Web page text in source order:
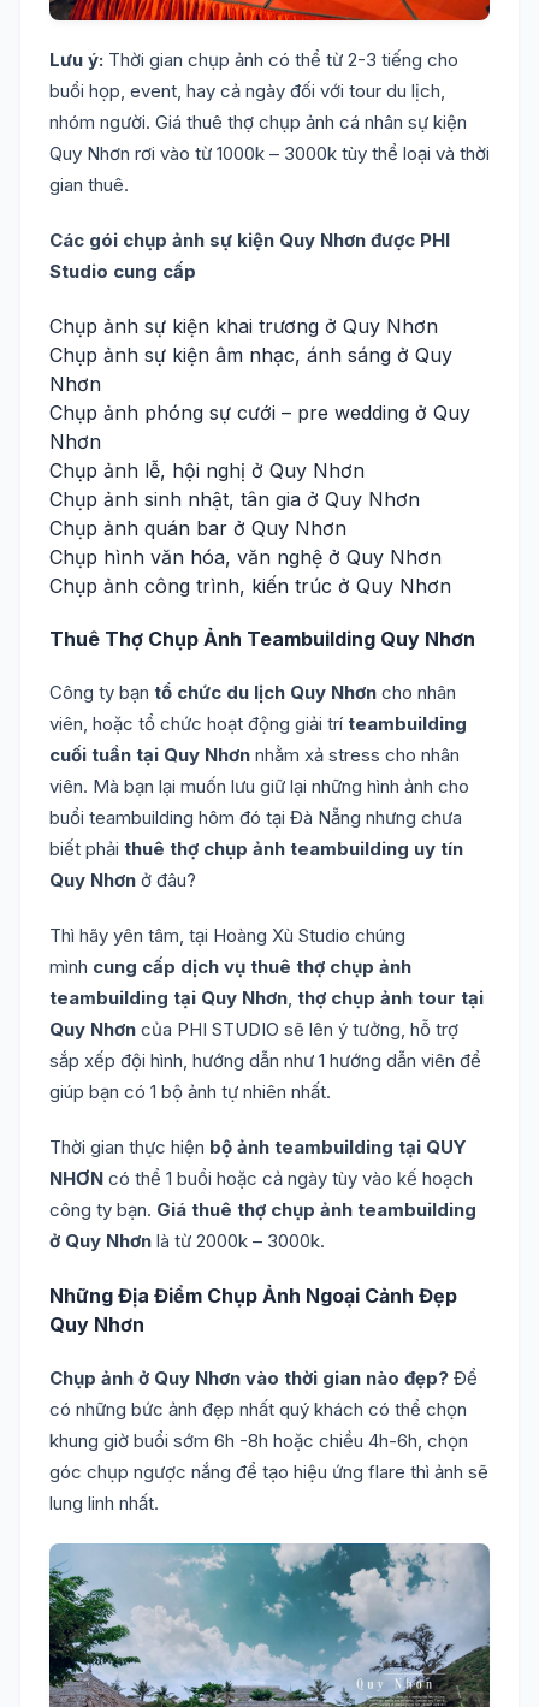
Lưu ý: Thời gian chụp ảnh có thể từ 2-3 tiếng cho
buổi họp, event, hay cả ngày đối với tour du lịch,
nhóm người. Giá thuê thợ chụp ảnh cá nhân sự kiện
Quy Nhơn rơi vào từ 1000k – 3000k tùy thể loại và thời
gian thuê.
Các gói chụp ảnh sự kiện Quy Nhơn được PHI
Studio cung cấp
Chụp ảnh sự kiện khai trương ở Quy Nhơn
Chụp ảnh sự kiện âm nhạc, ánh sáng ở Quy
Nhơn
Chụp ảnh phóng sự cưới – pre wedding ở Quy
Nhơn
Chụp ảnh lễ, hội nghị ở Quy Nhơn
Chụp ảnh sinh nhật, tân gia ở Quy Nhơn
Chụp ảnh quán bar ở Quy Nhơn
Chụp hình văn hóa, văn nghệ ở Quy Nhơn
Chụp ảnh công trình, kiến trúc ở Quy Nhơn
Thuê Thợ Chụp Ảnh Teambuilding Quy Nhơn
Công ty bạn tổ chức du lịch Quy Nhơn cho nhân
viên, hoặc tổ chức hoạt động giải trí teambuilding
cuối tuần tại Quy Nhơn nhằm xả stress cho nhân
viên. Mà bạn lại muốn lưu giữ lại những hình ảnh cho
buổi teambuilding hôm đó tại Đà Nẵng nhưng chưa
biết phải thuê thợ chụp ảnh teambuilding uy tín
Quy Nhơn ở đâu?
Thì hãy yên tâm, tại Hoàng Xù Studio chúng
mình cung cấp dịch vụ thuê thợ chụp ảnh
teambuilding tại Quy Nhơn, thợ chụp ảnh tour tại
Quy Nhơn của PHI STUDIO sẽ lên ý tưởng, hỗ trợ
sắp xếp đội hình, hướng dẫn như 1 hướng dẫn viên để
giúp bạn có 1 bộ ảnh tự nhiên nhất.
Thời gian thực hiện bộ ảnh teambuilding tại QUY
NHƠN có thể 1 buổi hoặc cả ngày tùy vào kế hoạch
công ty bạn. Giá thuê thợ chụp ảnh teambuilding
ở Quy Nhơn là từ 2000k – 3000k.
Những Địa Điểm Chụp Ảnh Ngoại Cảnh Đẹp
Quy Nhơn
Chụp ảnh ở Quy Nhơn vào thời gian nào đẹp? Để
có những bức ảnh đẹp nhất quý khách có thể chọn
khung giờ buổi sớm 6h -8h hoặc chiều 4h-6h, chọn
góc chụp ngược nắng để tạo hiệu ứng flare thì ảnh sẽ
lung linh nhất.